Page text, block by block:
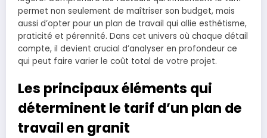
permet non seulement de maîtriser son budget, mais
aussi d’opter pour un plan de travail qui allie esthétisme,
praticité et pérennité. Dans cet univers où chaque détail
compte, il devient crucial d’analyser en profondeur ce
qui peut faire varier le coût total de votre projet.
Les principaux éléments qui
déterminent le tarif d’un plan de
travail en granit